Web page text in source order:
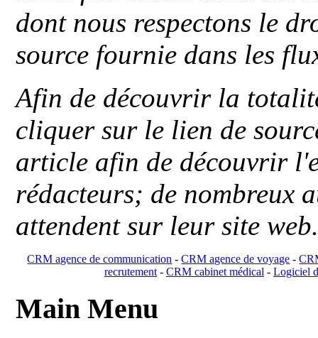
dont nous respectons le
source fournie dans les
Afin de découvrir la
cliquer sur le lien de
article afin de découvrir
rédacteurs; de nombreux
attendent sur leur site
CRM agence de communication -CRM agence de voyage -
recrutement- CRM cabinet médical- Logiciel
Main Menu